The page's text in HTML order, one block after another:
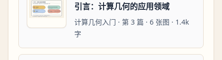
引言：计算几何的应用领域
计算几何入门 · 第 3 篇 · 6 张图 · 1.4k
字